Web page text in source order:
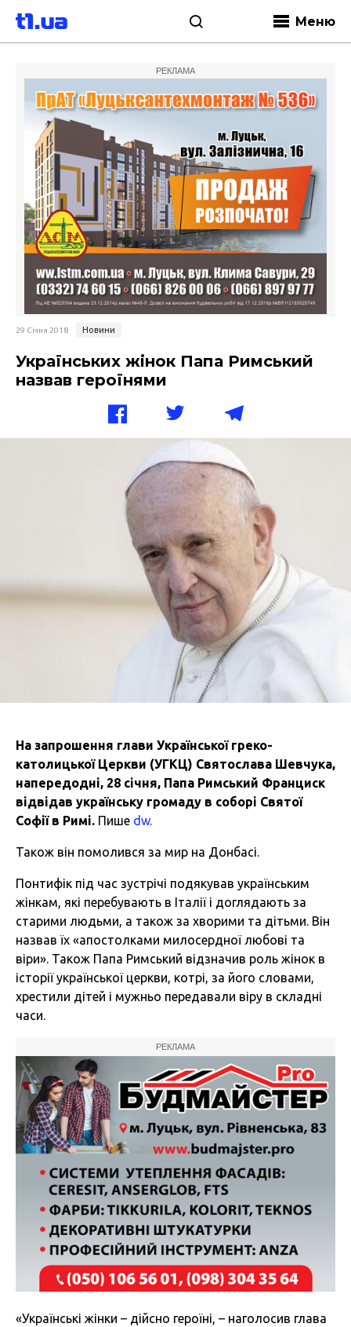
Меню
РЕКЛАМА
29 Січня 2018 Новини
Українських жінок Папа Римський
назвав героїнями
На запрошення глави Української греко-
католицької Церкви (УГКЦ) Святослава Шевчука,
напередодні, 28 січня, Папа Римський Франциск
відвідав українську громаду в соборі Святої
Софії в Римі. Пише dw.
Також він помолився за мир на Донбасі.
Понтифік під час зустрічі подякував українським
жінкам, які перебувають в Італії і доглядають за
старими людьми, а також за хворими та дітьми. Він
назвав їх «апостолками милосердної любові та
віри». Також Папа Римський відзначив роль жінок в
історії української церкви, котрі, за його словами,
хрестили дітей і мужньо передавали віру в складні
часи.
РЕКЛАМА
«Українські жінки – дійсно героїні, – наголосив глава